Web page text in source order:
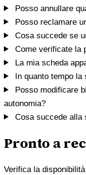
Posso annullare
Posso reclamare
Cosa succede se
Come verificate la
La mia scheda
In quanto tempo la
Posso modificare
autonomia?
Cosa succede alla
Pronto a
Verifica la